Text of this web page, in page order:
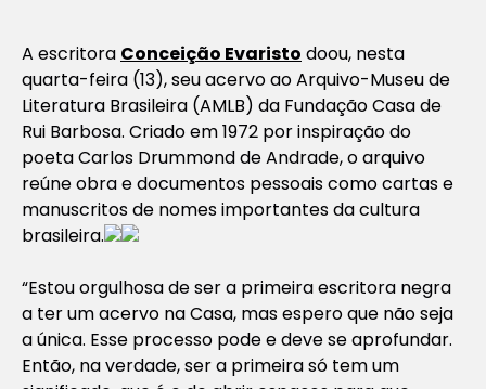
A escritora Conceição Evaristo doou, nesta
quarta-feira (13), seu acervo ao Arquivo-Museu de
Literatura Brasileira (AMLB) da Fundação Casa de
Rui Barbosa. Criado em 1972 por inspiração do
poeta Carlos Drummond de Andrade, o arquivo
reúne obra e documentos pessoais como cartas e
manuscritos de nomes importantes da cultura
brasileira.
“Estou orgulhosa de ser a primeira escritora negra
a ter um acervo na Casa, mas espero que não seja
a única. Esse processo pode e deve se aprofundar.
Então, na verdade, ser a primeira só tem um